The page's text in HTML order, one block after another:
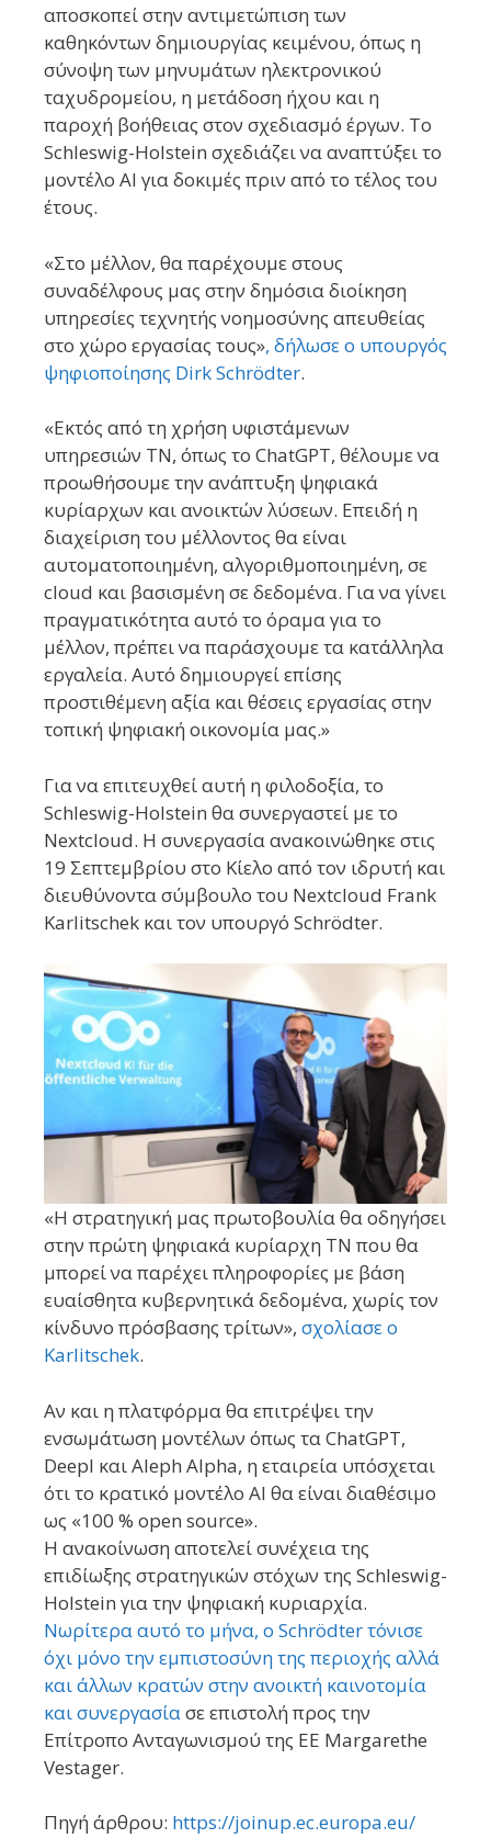
αποσκοπεί στην αντιμετώπιση των
καθηκόντων δημιουργίας κειμένου, όπως η
σύνοψη των μηνυμάτων ηλεκτρονικού
ταχυδρομείου, η μετάδοση ήχου και η
παροχή βοήθειας στον σχεδιασμό έργων. Το
Schleswig-Holstein σχεδιάζει να αναπτύξει το
μοντέλο AI για δοκιμές πριν από το τέλος του
έτους.
«Στο μέλλον, θα παρέχουμε στους
συναδέλφους μας στην δημόσια διοίκηση
υπηρεσίες τεχνητής νοημοσύνης απευθείας
στο χώρο εργασίας τους», δήλωσε ο υπουργός
ψηφιοποίησης Dirk Schrödter.
«Εκτός από τη χρήση υφιστάμενων
υπηρεσιών ΤΝ, όπως το ChatGPT, θέλουμε να
προωθήσουμε την ανάπτυξη ψηφιακά
κυρίαρχων και ανοικτών λύσεων. Επειδή η
διαχείριση του μέλλοντος θα είναι
αυτοματοποιημένη, αλγοριθμοποιημένη, σε
cloud και βασισμένη σε δεδομένα. Για να γίνει
πραγματικότητα αυτό το όραμα για το
μέλλον, πρέπει να παράσχουμε τα κατάλληλα
εργαλεία. Αυτό δημιουργεί επίσης
προστιθέμενη αξία και θέσεις εργασίας στην
τοπική ψηφιακή οικονομία μας.»
Για να επιτευχθεί αυτή η φιλοδοξία, το
Schleswig-Holstein θα συνεργαστεί με το
Nextcloud. Η συνεργασία ανακοινώθηκε στις
19 Σεπτεμβρίου στο Κίελο από τον ιδρυτή και
διευθύνοντα σύμβουλο του Nextcloud Frank
Karlitschek και τον υπουργό Schrödter.
«Η στρατηγική μας πρωτοβουλία θα οδηγήσει
στην πρώτη ψηφιακά κυρίαρχη ΤΝ που θα
μπορεί να παρέχει πληροφορίες με βάση
ευαίσθητα κυβερνητικά δεδομένα, χωρίς τον
κίνδυνο πρόσβασης τρίτων», σχολίασε ο
Karlitschek.
Αν και η πλατφόρμα θα επιτρέψει την
ενσωμάτωση μοντέλων όπως τα ChatGPT,
Deepl και Aleph Alpha, η εταιρεία υπόσχεται
ότι το κρατικό μοντέλο AI θα είναι διαθέσιμο
ως «100 % open source».
Η ανακοίνωση αποτελεί συνέχεια της
επιδίωξης στρατηγικών στόχων της Schleswig-
Holstein για την ψηφιακή κυριαρχία.
Νωρίτερα αυτό το μήνα, ο Schrödter τόνισε
όχι μόνο την εμπιστοσύνη της περιοχής αλλά
και άλλων κρατών στην ανοικτή καινοτομία
και συνεργασίασε επιστολή προς την
Επίτροπο Ανταγωνισμού της ΕΕ Margarethe
Vestager.
Πηγή άρθρου: https://joinup.ec.europa.eu/